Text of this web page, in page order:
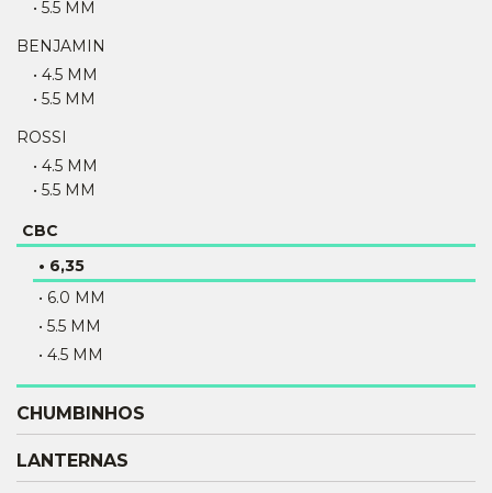
• 5.5 MM
BENJAMIN
• 4.5 MM
• 5.5 MM
ROSSI
• 4.5 MM
• 5.5 MM
CBC
• 6,35
• 6.0 MM
• 5.5 MM
• 4.5 MM
CHUMBINHOS
LANTERNAS